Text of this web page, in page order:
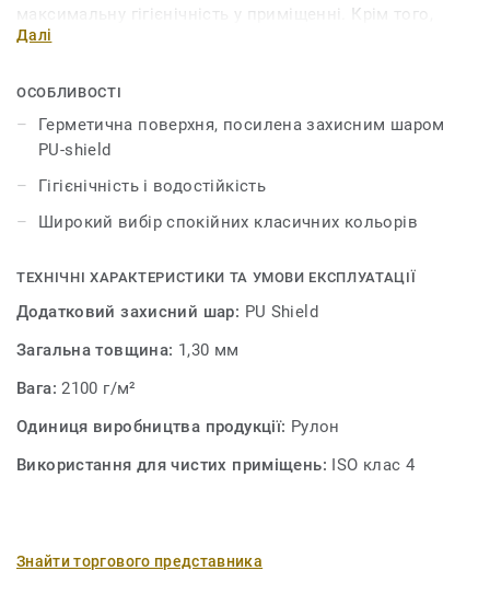
максимальну гігієнічність у приміщенні. Крім того,
вони мають високий рівень зносостійкості і майже не
іншими покриттями для стін.
Далі
ОСОБЛИВОСТІ
Герметична поверхня, посилена захисним шаром
PU-shield
Гігієнічність і водостійкість
Широкий вибір спокійних класичних кольорів
ТЕХНІЧНІ ХАРАКТЕРИСТИКИ ТА УМОВИ ЕКСПЛУАТАЦІЇ
Додатковий захисний шар: PU Shield
Загальна товщина: 1,30 мм
Вага:2100 г/м²
Одиниця виробництва продукції: Рулон
Використання для чистих приміщень: ISO клас 4
Знайти торгового представника